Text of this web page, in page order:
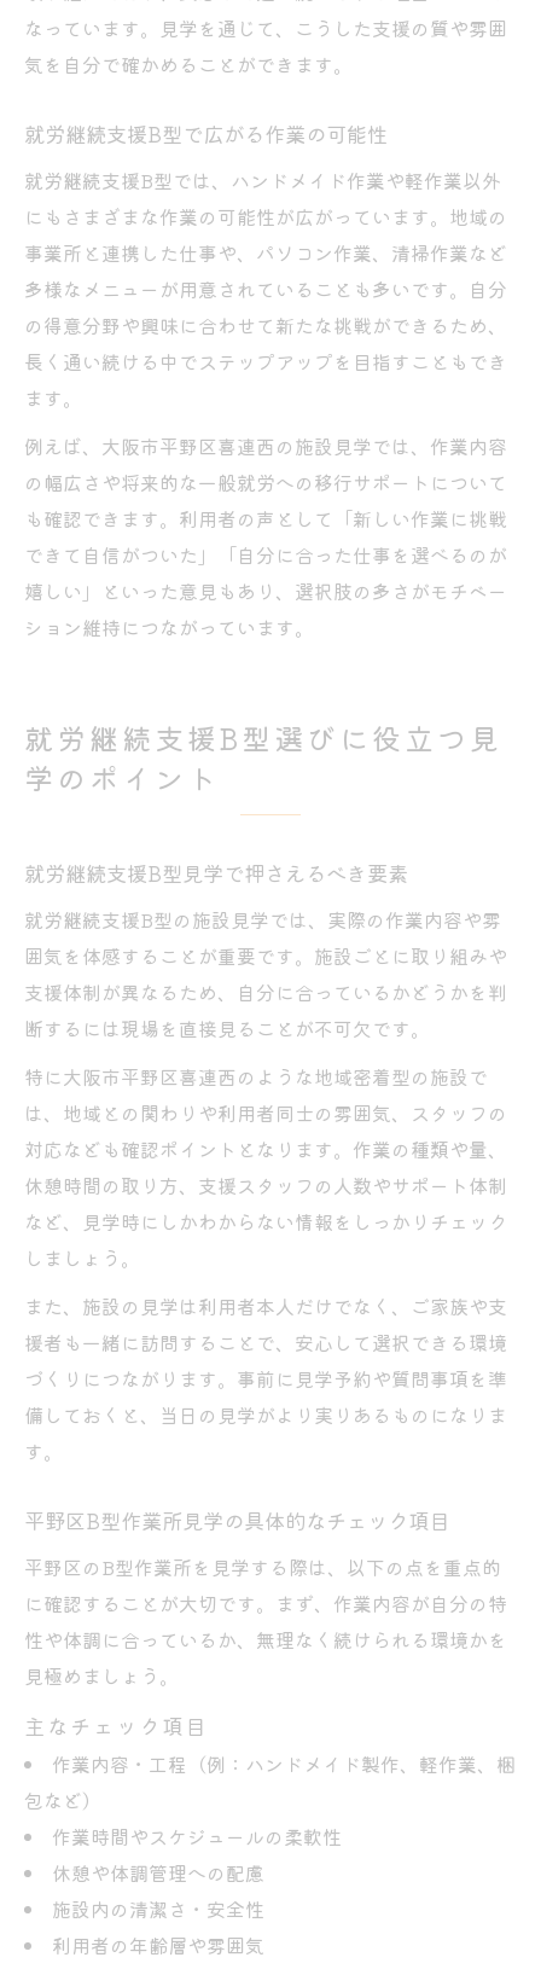
なっています。見学を通じて、こうした支援の質や雰囲
気を自分で確かめることができます。
就労継続支援B型で広がる作業の可能性
就労継続支援B型では、ハンドメイド作業や軽作業以外
にもさまざまな作業の可能性が広がっています。地域の
事業所と連携した仕事や、パソコン作業、清掃作業など
多様なメニューが用意されていることも多いです。自分
の得意分野や興味に合わせて新たな挑戦ができるため、
長く通い続ける中でステップアップを目指すこともでき
ます。
例えば、大阪市平野区喜連西の施設見学では、作業内容
の幅広さや将来的な一般就労への移行サポートについて
も確認できます。利用者の声として「新しい作業に挑戦
できて自信がついた」「自分に合った仕事を選べるのが
嬉しい」といった意見もあり、選択肢の多さがモチベー
ション維持につながっています。
就労継続支援B型選びに役立つ見
学のポイント
就労継続支援B型見学で押さえるべき要素
就労継続支援B型の施設見学では、実際の作業内容や雰
囲気を体感することが重要です。施設ごとに取り組みや
支援体制が異なるため、自分に合っているかどうかを判
断するには現場を直接見ることが不可欠です。
特に大阪市平野区喜連西のような地域密着型の施設で
は、地域との関わりや利用者同士の雰囲気、スタッフの
対応なども確認ポイントとなります。作業の種類や量、
休憩時間の取り方、支援スタッフの人数やサポート体制
など、見学時にしかわからない情報をしっかりチェック
しましょう。
また、施設の見学は利用者本人だけでなく、ご家族や支
援者も一緒に訪問することで、安心して選択できる環境
づくりにつながります。事前に見学予約や質問事項を準
備しておくと、当日の見学がより実りあるものになりま
す。
平野区B型作業所見学の具体的なチェック項目
平野区のB型作業所を見学する際は、以下の点を重点的
に確認することが大切です。まず、作業内容が自分の特
性や体調に合っているか、無理なく続けられる環境かを
見極めましょう。
主なチェック項目
作業内容・工程（例：ハンドメイド製作、軽作業、梱
包など）
作業時間やスケジュールの柔軟性
休憩や体調管理への配慮
施設内の清潔さ・安全性
利用者の年齢層や雰囲気